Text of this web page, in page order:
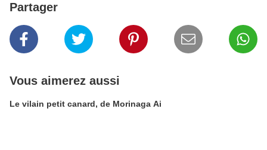
Partager
Vous aimerez aussi
Le vilain petit canard, de Morinaga Ai